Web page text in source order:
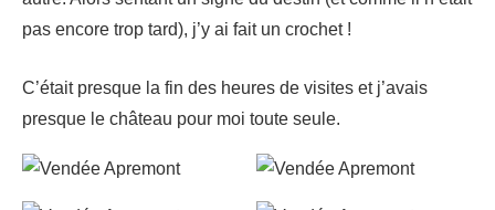
pas encore trop tard), j’y ai fait un crochet !
C’était presque la fin des heures de visites et j’avais
presque le château pour moi toute seule.